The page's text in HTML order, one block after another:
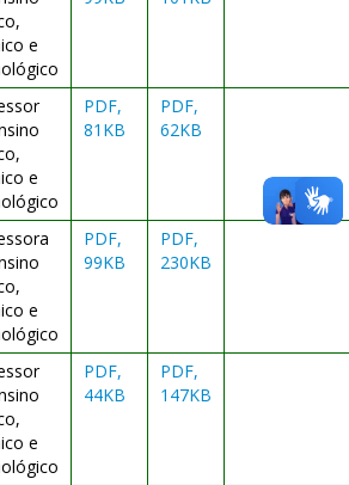
e
e
PDF,
81KB
PDF,
62KB
e
PDF,
99KB
PDF,
230KB
e
PDF,
44KB
PDF,
147KB